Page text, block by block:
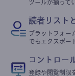
ツールが揃って
読者リスト
プラットフォー
でもエクスポー
コントロー
登録や閲覧制限